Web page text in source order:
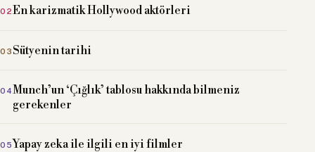
En karizmatik Hollywood aktörleri
Sütyenin tarihi
Munch’un ‘Çığlık’ tablosu hakkında bilmeniz
gerekenler
Yapay zeka ile ilgili en iyi filmler